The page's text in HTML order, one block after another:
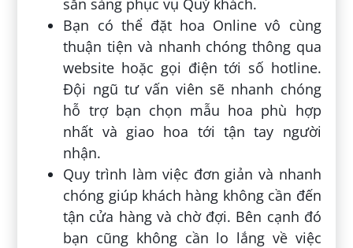
Bạn có thể đặt hoa Online vô cùng
thuận tiện và nhanh chóng thông qua
website hoặc gọi điện tới số hotline.
Đội ngũ tư vấn viên sẽ nhanh chóng
hỗ trợ bạn chọn mẫu hoa phù hợp
nhất và giao hoa tới tận tay người
nhận.
Quy trình làm việc đơn giản và nhanh
chóng giúp khách hàng không cần đến
tận cửa hàng và chờ đợi. Bên cạnh đó
bạn cũng không cần lo lắng về việc